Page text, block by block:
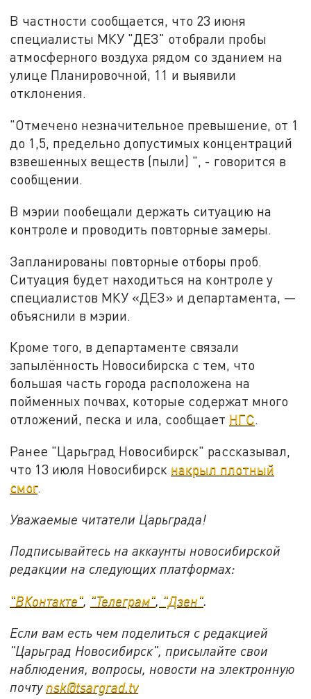
В частности сообщается, что 23 июня
специалисты МКУ "ДЕЗ" отобрали пробы
атмосферного воздуха рядом со зданием на
улице Планировочной, 11 и выявили
отклонения.
"Отмечено незначительное превышение, от 1
до 1,5, предельно допустимых концентраций
взвешенных веществ (пыли) ", - говорится в
сообщении.
В мэрии пообещали держать ситуацию на
контроле и проводить повторные замеры.
Запланированы повторные отборы проб.
Ситуация будет находиться на контроле у
специалистов МКУ «ДЕЗ» и департамента, —
объяснили в мэрии.
Кроме того, в департаменте связали
запылённость Новосибирска с тем, что
большая часть города расположена на
пойменных почвах, которые содержат много
отложений, песка и ила, сообщает НГС.
Ранее "Царьград Новосибирск" рассказывал,
что 13 июля Новосибирск накрыл плотный
смог.
Уважаемые читатели Царьграда!
Подписывайтесь на аккаунты новосибирской
редакции на следующих платформах:
"ВКонтакте", "Телеграм", "Дзен".
Если вам есть чем поделиться с редакцией
"Царьград Новосибирск", присылайте свои
наблюдения, вопросы, новости на электронную
почту nsk@tsargrad.tv